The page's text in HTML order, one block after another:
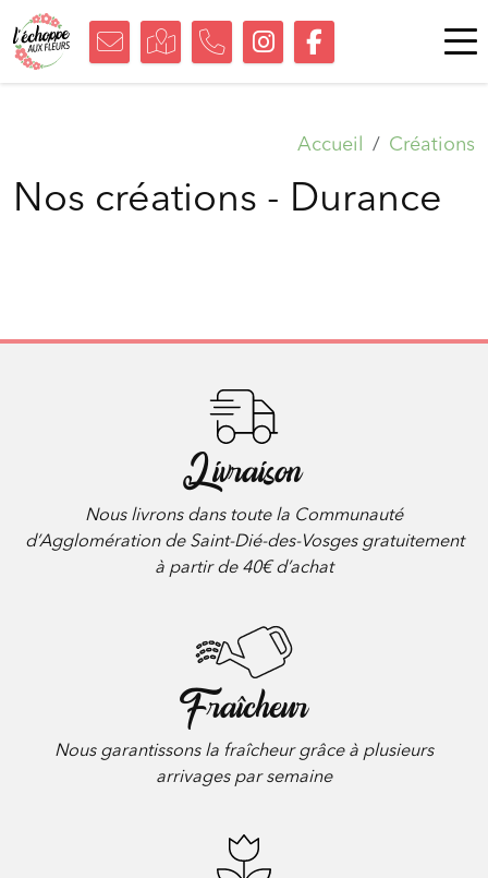
Accueil Créations
Nos créations - Durance
Livraison
Nous livrons dans toute la Communauté
d’Agglomération de Saint-Dié-des-Vosges gratuitement
à partir de 40€ d’achat
Fraîcheur
Nous garantissons la fraîcheur grâce à plusieurs
arrivages par semaine